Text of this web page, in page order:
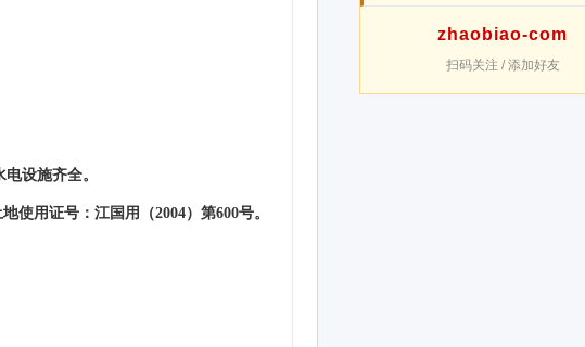
zhaobiao-com
扫码关注 / 添加好友